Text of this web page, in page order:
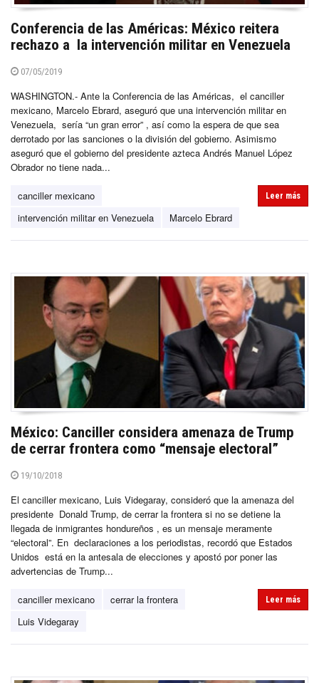
Conferencia de las Américas: México reitera
rechazo a la intervención militar en Venezuela
07/05/2019
WASHINGTON.- Ante la Conferencia de las Américas, el canciller
mexicano, Marcelo Ebrard, aseguró que una intervención militar en
Venezuela, sería “un gran error” , así como la espera de que sea
derrotado por las sanciones o la división del gobierno. Asimismo
aseguró que el gobierno del presidente azteca Andrés Manuel López
Obrador no tiene nada...
canciller mexicano
intervención militar en Venezuela
Marcelo Ebrard
Leer más
México: Canciller considera amenaza de Trump
de cerrar frontera como “mensaje electoral”
19/10/2018
El canciller mexicano, Luis Videgaray, consideró que la amenaza del
presidente Donald Trump, de cerrar la frontera si no se detiene la
llegada de inmigrantes hondureños , es un mensaje meramente
“electoral”. En declaraciones a los periodistas, recordó que Estados
Unidos está en la antesala de elecciones y apostó por poner las
advertencias de Trump...
canciller mexicano
cerrar la frontera
Luis Videgaray
Leer más